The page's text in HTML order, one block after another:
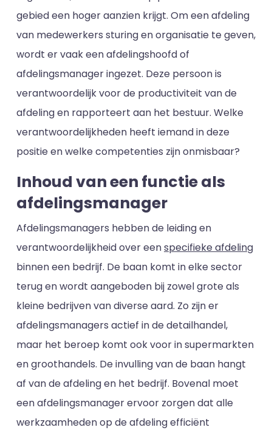
gebied een hoger aanzien krijgt. Om een afdeling
van medewerkers sturing en organisatie te geven,
wordt er vaak een afdelingshoofd of
afdelingsmanager ingezet. Deze persoon is
verantwoordelijk voor de productiviteit van de
afdeling en rapporteert aan het bestuur. Welke
verantwoordelijkheden heeft iemand in deze
positie en welke competenties zijn onmisbaar?
Inhoud van een functie als
afdelingsmanager
Afdelingsmanagers hebben de leiding en
verantwoordelijkheid over eenspecifieke afdeling
binnen een bedrijf. De baan komt in elke sector
terug en wordt aangeboden bij zowel grote als
kleine bedrijven van diverse aard. Zo zijn er
afdelingsmanagers actief in de detailhandel,
maar het beroep komt ook voor in supermarkten
en groothandels. De invulling van de baan hangt
af van de afdeling en het bedrijf. Bovenal moet
een afdelingsmanager ervoor zorgen dat alle
werkzaamheden op de afdeling efficiënt